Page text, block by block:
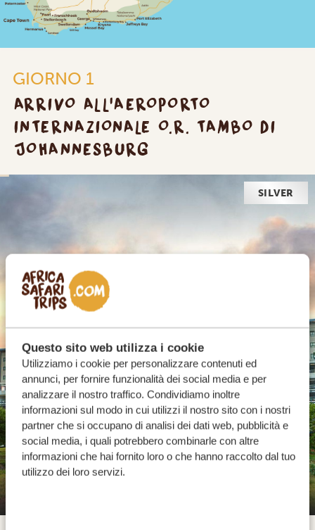
Questo sito web utilizza i cookie
Utilizziamo i cookie per personalizzare contenuti ed
annunci, per fornire funzionalità dei social media e per
analizzare il nostro traffico. Condividiamo inoltre
informazioni sul modo in cui utilizzi il nostro sito con i nostri
partner che si occupano di analisi dei dati web, pubblicità e
social media, i quali potrebbero combinarle con altre
informazioni che hai fornito loro o che hanno raccolto dal tuo
utilizzo dei loro servizi.
GIORNO 1
ARRIVO ALL'AEROPORTO
INTERNAZIONALE O.R. TAMBO DI
JOHANNESBURG
SILVER
The City Lodge Hotel - O.R. Tambo
International Airport
Ti diamo il benvenuto in Sudafrica ,nayimkelekile,baie
welkom!Appena esci dall'Aeroporto Internazionale
O.R. Tambo a Johannesburg – il più grande e trafficato
aeroporto dell'Africa – ti dirigi subito al luogo di ritiro